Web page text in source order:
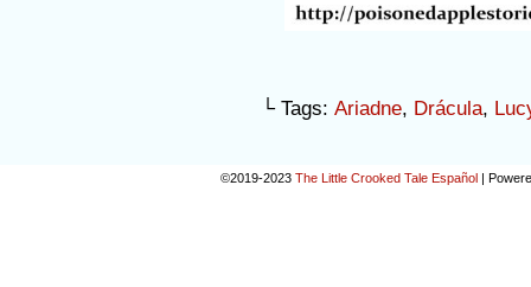
└ Tags: Ariadne, Drácula,
©2019-2023 The Little Crooked Tale Español